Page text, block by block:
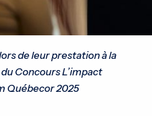
de leur prestation à la
Concours L’impact
Québecor 2025